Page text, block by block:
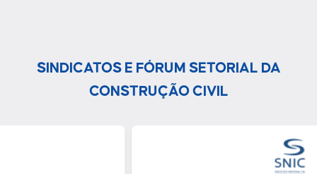
SINDICATOS E FÓRUM SETORIAL DA
CONSTRUÇÃO CIVIL